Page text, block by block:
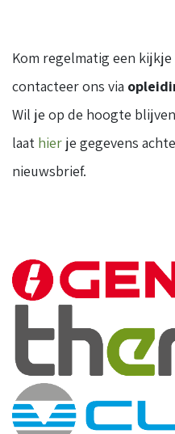
Kom regelmatig een
contacteer ons via
Wil je op de hoogte
laat hier je gegevens
nieuwsbrief.